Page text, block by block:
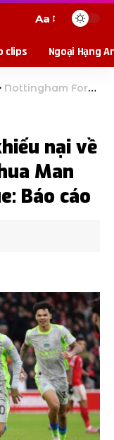
Aa
clips Ngoại Hạng
Nottingham Forest khiếu nại về việc điều hành trận thua Man City ở Premier League: Báo cáo
nại về
Man
Báo cáo